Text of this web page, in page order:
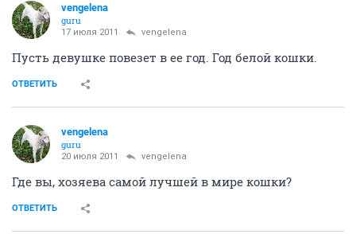
vengelena
guru
17 июля 2011 vengelena
Пусть девушке повезет в ее год. Год белой кошки.
ОТВЕТИТЬ
vengelena
guru
20 июля 2011 vengelena
Где вы, хозяева самой лучшей в мире кошки?
ОТВЕТИТЬ